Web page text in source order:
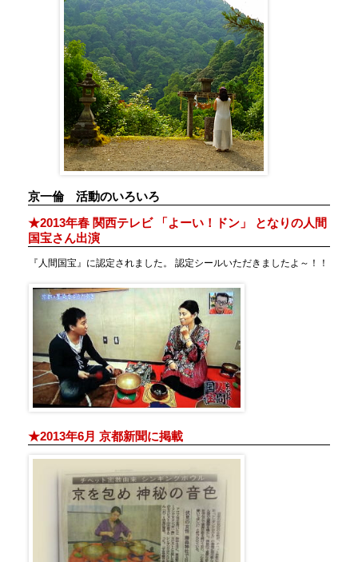
京一倫 活動のいろいろ
★2013年春 関西テレビ 「よーい！ドン」 となりの人間
国宝さん出演
『人間国宝』に認定されました。 認定シールいただきましたよ～！！
★2013年6月 京都新聞に掲載